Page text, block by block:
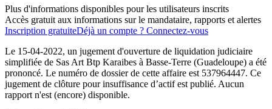
Plus d'informations disponibles pour les utilisateurs inscrits
Accès gratuit aux informations sur le mandataire, rapports et alertes
Inscription gratuiteDéjà un compte ? Connectez-vous
Le 15-04-2022, un jugement d'ouverture de liquidation judiciaire
simplifiée de Sas Art Btp Karaibes à Basse-Terre (Guadeloupe) a été
prononcé. Le numéro de dossier de cette affaire est 537964447. Ce
jugement de clôture pour insuffisance d’actif est publié. Aucun
rapport n'est (encore) disponible.